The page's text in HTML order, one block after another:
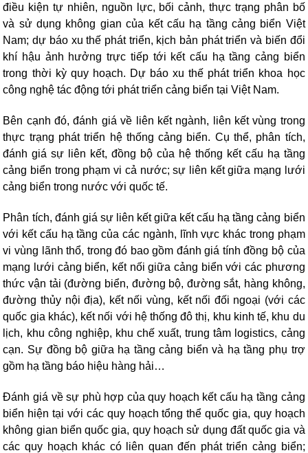
điều kiện tự nhiên, nguồn lực, bối cảnh, thực trạng phân bố
và sử dụng không gian của kết cấu hạ tầng cảng biển Việt
Nam; dự báo xu thế phát triển, kịch bản phát triển và biến đổi
khí hậu ảnh hưởng trực tiếp tới kết cấu hạ tầng cảng biển
trong thời kỳ quy hoạch. Dự báo xu thế phát triển khoa học
công nghệ tác động tới phát triển cảng biển tại Việt Nam.
Bên cạnh đó, đánh giá về liên kết ngành, liên kết vùng trong
thực trạng phát triển hệ thống cảng biển. Cụ thể, phân tích,
đánh giá sự liên kết, đồng bộ của hệ thống kết cấu hạ tầng
cảng biển trong phạm vi cả nước; sự liên kết giữa mạng lưới
cảng biển trong nước với quốc tế.
Phân tích, đánh giá sự liên kết giữa kết cấu hạ tầng cảng biển
với kết cấu hạ tầng của các ngành, lĩnh vực khác trong phạm
vi vùng lãnh thổ, trong đó bao gồm đánh giá tính đồng bộ của
mạng lưới cảng biển, kết nối giữa cảng biển với các phương
thức vận tải (đường biển, đường bộ, đường sắt, hàng không,
đường thủy nội địa), kết nối vùng, kết nối đối ngoại (với các
quốc gia khác), kết nối với hệ thống đô thị, khu kinh tế, khu du
lịch, khu công nghiệp, khu chế xuất, trung tâm logistics, cảng
cạn. Sự đồng bộ giữa hạ tầng cảng biển và hạ tầng phụ trợ
gồm hạ tầng báo hiệu hàng hải…
Đánh giá về sự phù hợp của quy hoạch kết cấu hạ tầng cảng
biển hiện tại với các quy hoạch tổng thể quốc gia, quy hoạch
không gian biển quốc gia, quy hoạch sử dụng đất quốc gia và
các quy hoạch khác có liên quan đến phát triển cảng biển;